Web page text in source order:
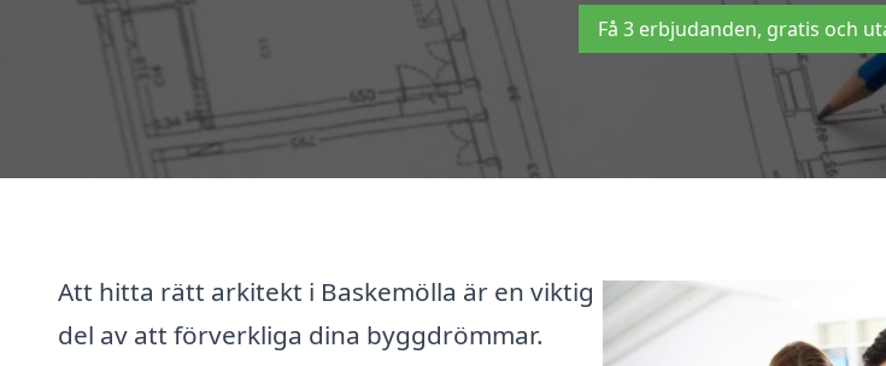
Få 3 erbjudanden, gratis och
Att hitta rätt arkitekt i Baskemölla är en viktig
del av att förverkliga dina byggdrömmar.